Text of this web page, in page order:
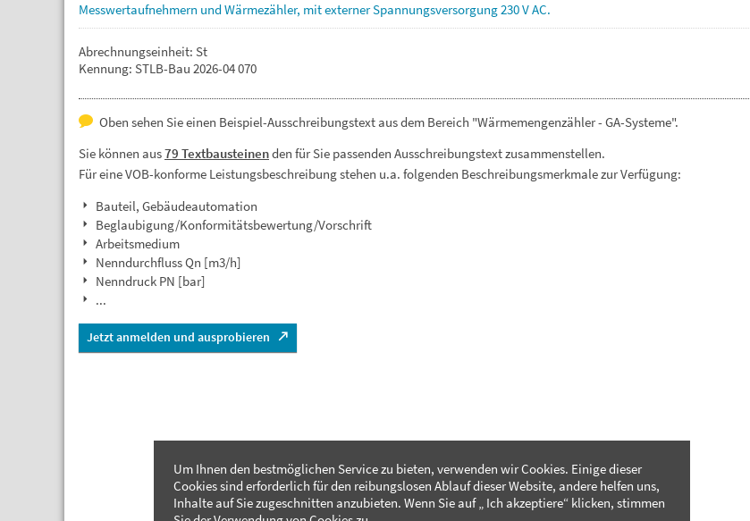
Messwertaufnehmern undWärmezähler, mitexternerSpannungsversorgung230VAC.
Abrechnungseinheit: St
Kennung: STLB-Bau 2026-04 070
Oben sehen Sie einen Beispiel-Ausschreibungstext aus dem Bereich "Wärmemengenzähler - GA-Systeme".
Sie können aus79 Textbausteinenden für Sie passenden Ausschreibungstext zusammenstellen.
Für eine VOB-konforme Leistungsbeschreibung stehen u.a. folgenden Beschreibungsmerkmale zur Verfügung:
Bauteil, Gebäudeautomation
Beglaubigung/Konformitätsbewertung/Vorschrift
Arbeitsmedium
Nenndurchfluss Qn [m3/h]
Nenndruck PN [bar]
...
Jetzt anmelden und ausprobieren
Um Ihnen den bestmöglichen Service zu bieten, verwenden wir Cookies. Einige dieser
Cookies sind erforderlich für den reibungslosen Ablauf dieser Website, andere helfen uns,
Inhalte auf Sie zugeschnitten anzubieten. Wenn Sie auf „ Ich akzeptiere“ klicken, stimmen